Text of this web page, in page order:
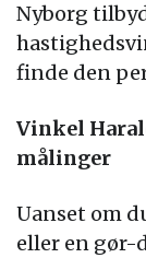
Nyborg
finde den
Vinkel
målinger
Uanset om
eller en gør-